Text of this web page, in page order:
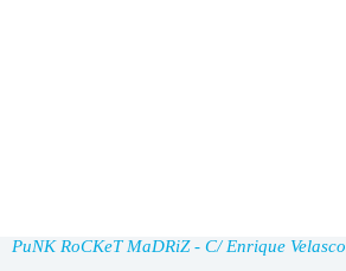
PuNK RoCKeT MaDRiZ - C/ Enrique